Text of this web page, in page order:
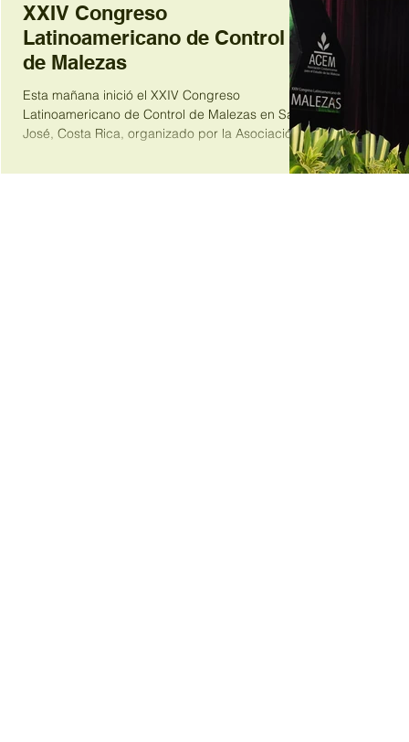
XXIV Congreso
Latinoamericano de Control
de Malezas
Esta mañana inició el XXIV Congreso
Latinoamericano de Control de Malezas en San
José, Costa Rica, organizado por la Asociación...